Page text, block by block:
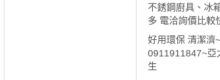
不銹鋼廚具、冰
多 電洽詢價比較
好用環保 清潔濟
0911911847~亞
生